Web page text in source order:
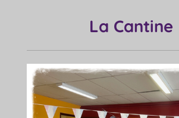
La Cantine